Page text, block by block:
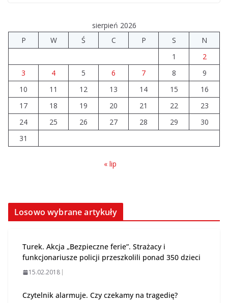
Prawie 20 tys. zł dla dyrektora
szpitala. Podwyżka mimo
finansowych problemów
04.08.2026
Brylant dla Turku? 255. miejsce
trudno uznać za sukces
sierpień 2026
P
W Ś C P S
N
1
2
3
4 5 6 7 8
9
10
11 12 13 14 15
16
17
18 19 20 21 22
23
24
25 26 27 28 29
30
31
« lip
Losowo wybrane artykuły
Turek. Akcja „Bezpieczne ferie”. Strażacy i
funkcjonariusze policji przeszkolili ponad 350 dzieci
15.02.2018
Czytelnik alarmuje. Czy czekamy na tragedię?